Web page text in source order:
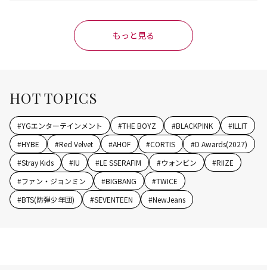
もっと見る
HOT TOPICS
#YGエンターテインメント #THE BOYZ #BLACKPINK #ILLIT
#HYBE #Red Velvet #AHOF #CORTIS #D Awards(2027)
#Stray Kids #IU #LE SSERAFIM #ウォンビン #RIIZE
#ファン・ジョンミン #BIGBANG #TWICE
#BTS(防弾少年団) #SEVENTEEN #NewJeans